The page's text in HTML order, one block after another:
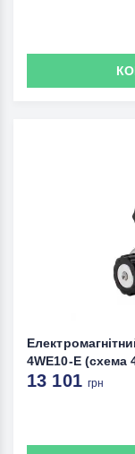
4WE10-E (схема
13 101грн